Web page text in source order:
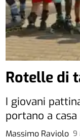
Massimo Raviolo 9
Rotelle di
I giovani
portano a